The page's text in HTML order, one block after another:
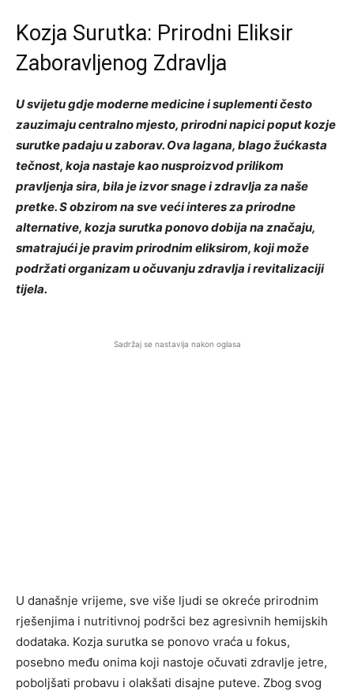
Kozja Surutka: Prirodni Eliksir
Zaboravljenog Zdravlja
U svijetu gdje moderne medicine i suplementi često
zauzimaju centralno mjesto, prirodni napici poput kozje
surutke padaju u zaborav. Ova lagana, blago žućkasta
tečnost, koja nastaje kao nusproizvod prilikom
pravljenja sira, bila je izvor snage i zdravlja za naše
pretke. S obzirom na sve veći interes za prirodne
alternative, kozja surutka ponovo dobija na značaju,
smatrajući je pravim prirodnim eliksirom, koji može
podržati organizam u očuvanju zdravlja i revitalizaciji
tijela.
Sadržaj se nastavlja nakon oglasa
U današnje vrijeme, sve više ljudi se okreće prirodnim
rješenjima i nutritivnoj podršci bez agresivnih hemijskih
dodataka. Kozja surutka se ponovo vraća u fokus,
posebno među onima koji nastoje očuvati zdravlje jetre,
poboljšati probavu i olakšati disajne puteve. Zbog svog